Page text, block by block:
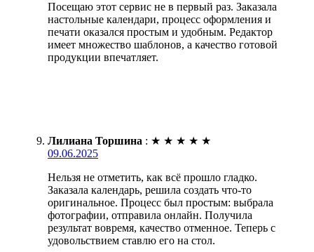
Посещаю этот сервис не в первый раз. Заказала
настольные календари, процесс оформления и
печати оказался простым и удобным. Редактор
имеет множество шаблонов, а качество готовой
продукции впечатляет.
Лилиана Торшина : ★ ★ ★ ★ ★
09.06.2025
Нельзя не отметить, как всё прошло гладко.
Заказала календарь, решила создать что-то
оригинальное. Процесс был простым: выбрала
фотографии, отправила онлайн. Получила
результат вовремя, качество отменное. Теперь с
удовольствием ставлю его на стол.